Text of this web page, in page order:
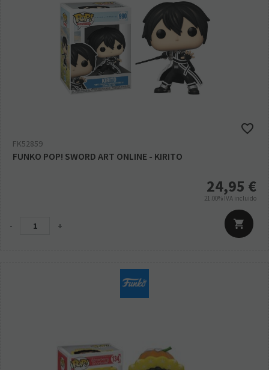
FK52859
FUNKO POP! SWORD ART ONLINE - KIRITO
24,95 €
21.00% IVA incluido
- +